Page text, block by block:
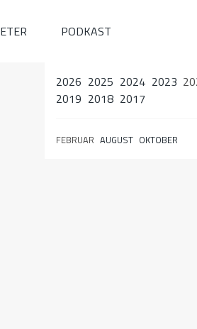
PODKAST
2026 2025 2024 2023
2019 2018 2017
FEBRUAR AUGUST OKTOBER